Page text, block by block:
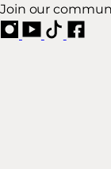
Join our